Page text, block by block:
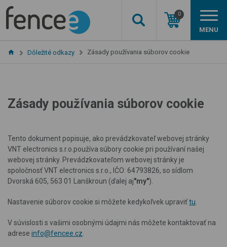
0
MENU
Dôležité odkazy Zásady používania súborov cookie
Zásady používania súborov cookie
Tento dokument popisuje, ako prevádzkovateľ webovej stránky
VNT electronics s.r.o. používa súbory cookie pri používaní našej
webovej stránky. Prevádzkovateľom webovej stránky je
spoločnosť VNT electronics s.r.o., IČO: 64793826, so sídlom
Dvorská 605, 563 01 Lanškroun (ďalej aj"my")
Nastavenie súborov cookie si môžete kedykoľvek upraviťtu
V súvislosti s vašimi osobnými údajmi nás môžete kontaktovať na
adrese info@fencee.cz